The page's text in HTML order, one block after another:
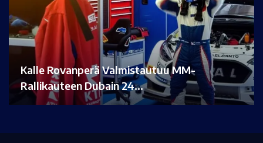
Kalle Rovanperä Valmistautuu MM-
Rallikauteen Dubain 24…